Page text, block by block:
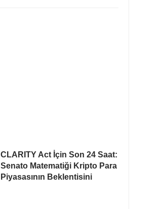
CLARITY Act İçin Son 24 Saat:
Senato Matematiği Kripto Para
Piyasasının Beklentisini